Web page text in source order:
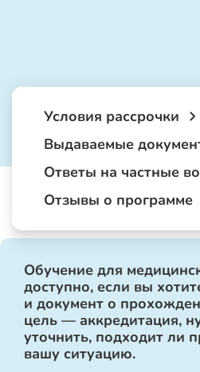
Условия рассрочки
Выдаваемые
Ответы на частные
Отзывы о программе
Обучение для
доступно, если вы
и документ о
цель — аккредитация,
уточнить, подходит ли
вашу ситуацию.